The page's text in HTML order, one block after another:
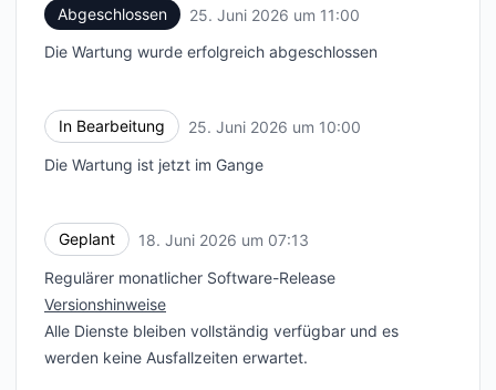
Abgeschlossen 25. Juni 2026 um 11:00
Die Wartung wurde erfolgreich abgeschlossen
In Bearbeitung 25. Juni 2026 um 10:00
Die Wartung ist jetzt im Gange
Geplant 18. Juni 2026 um 07:13
Regulärer monatlicher Software-Release
Versionshinweise
Alle Dienste bleiben vollständig verfügbar und es
werden keine Ausfallzeiten erwartet.